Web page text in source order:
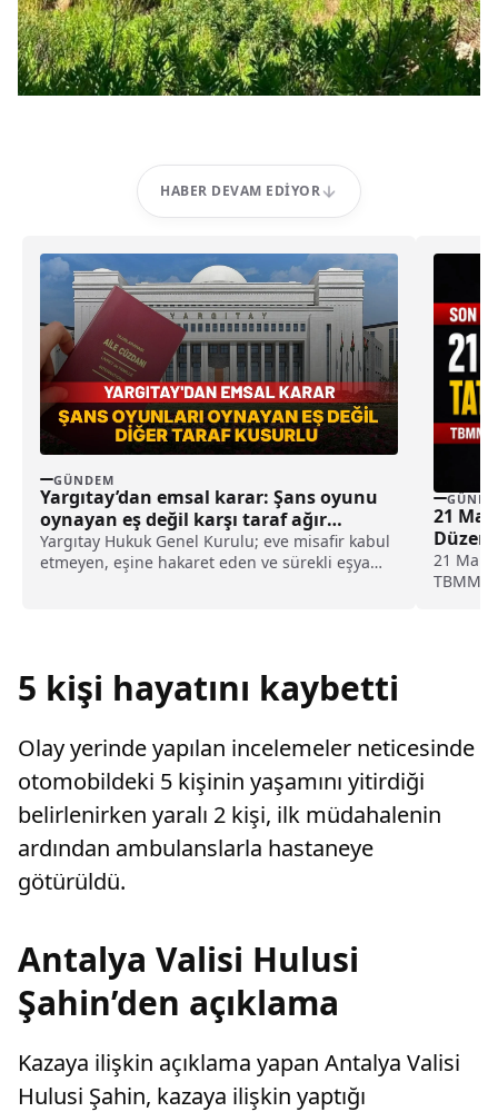
HABER DEVAM EDIYOR
GÜNDEM
Yargıtay’dan emsal karar: Şans oyunu
oynayan eş değil karşı taraf ağır
kusurlu sayıldı
Yargıtay Hukuk Genel Kurulu; eve misafir kabul
etmeyen, eşine hakaret eden ve sürekli eşya
21
21 Mart
5 kişi hayatını kaybetti
Olay yerinde yapılan incelemeler neticesinde
otomobildeki 5 kişinin yaşamını yitirdiği
belirlenirken yaralı 2 kişi, ilk müdahalenin
ardından ambulanslarla hastaneye
götürüldü.
Antalya Valisi Hulusi
Şahin’den açıklama
Kazaya ilişkin açıklama yapan Antalya Valisi
Hulusi Şahin, kazaya ilişkin yaptığı